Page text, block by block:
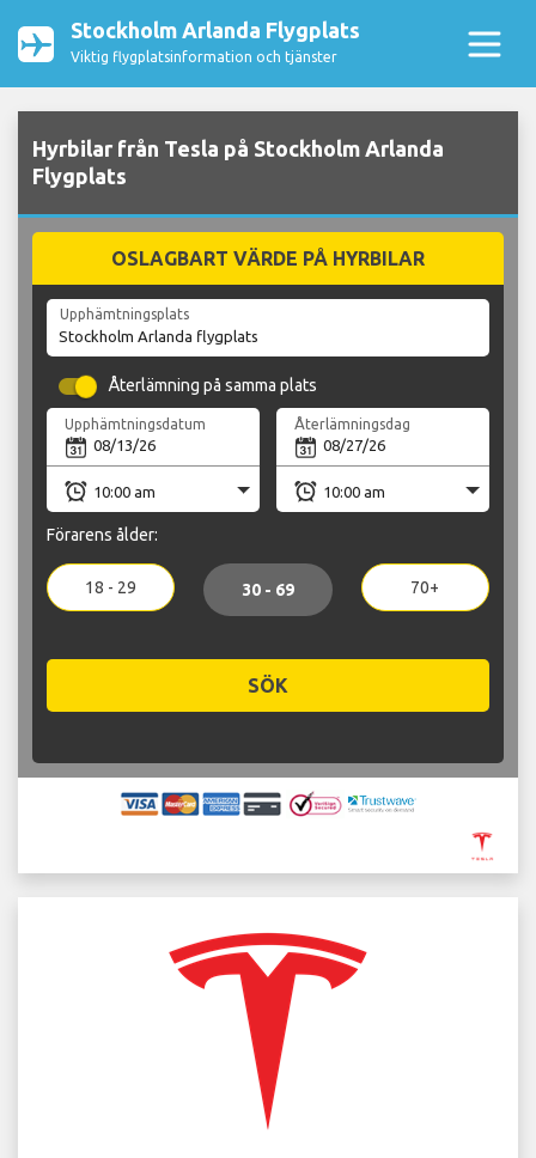
Stockholm Arlanda Flygplats
Viktig flygplatsinformation och tjänster
Hyrbilar från Tesla på Stockholm Arlanda
Flygplats
OSLAGBART VÄRDE PÅ HYRBILAR
Upphämtningsplats
Återlämning på samma plats
Upphämtningsdatum Återlämningsdag
Förarens ålder:
18 - 29 30 - 69 70+
SÖK